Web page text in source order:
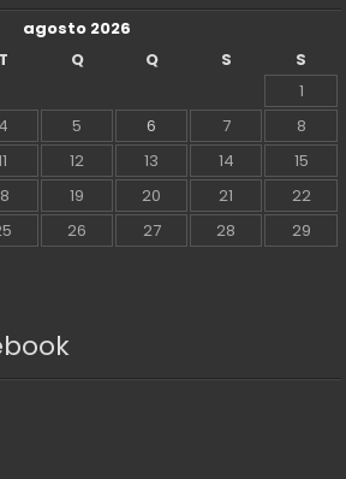
agosto 2026
T Q Q S
S
1
4 5 6 7
8
12 13 14
15
19 20 21
22
26 27 28
29